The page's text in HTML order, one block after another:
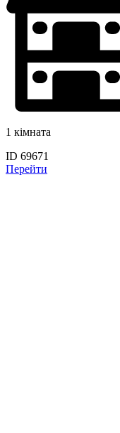
1 кімната
ID 69671
Перейти